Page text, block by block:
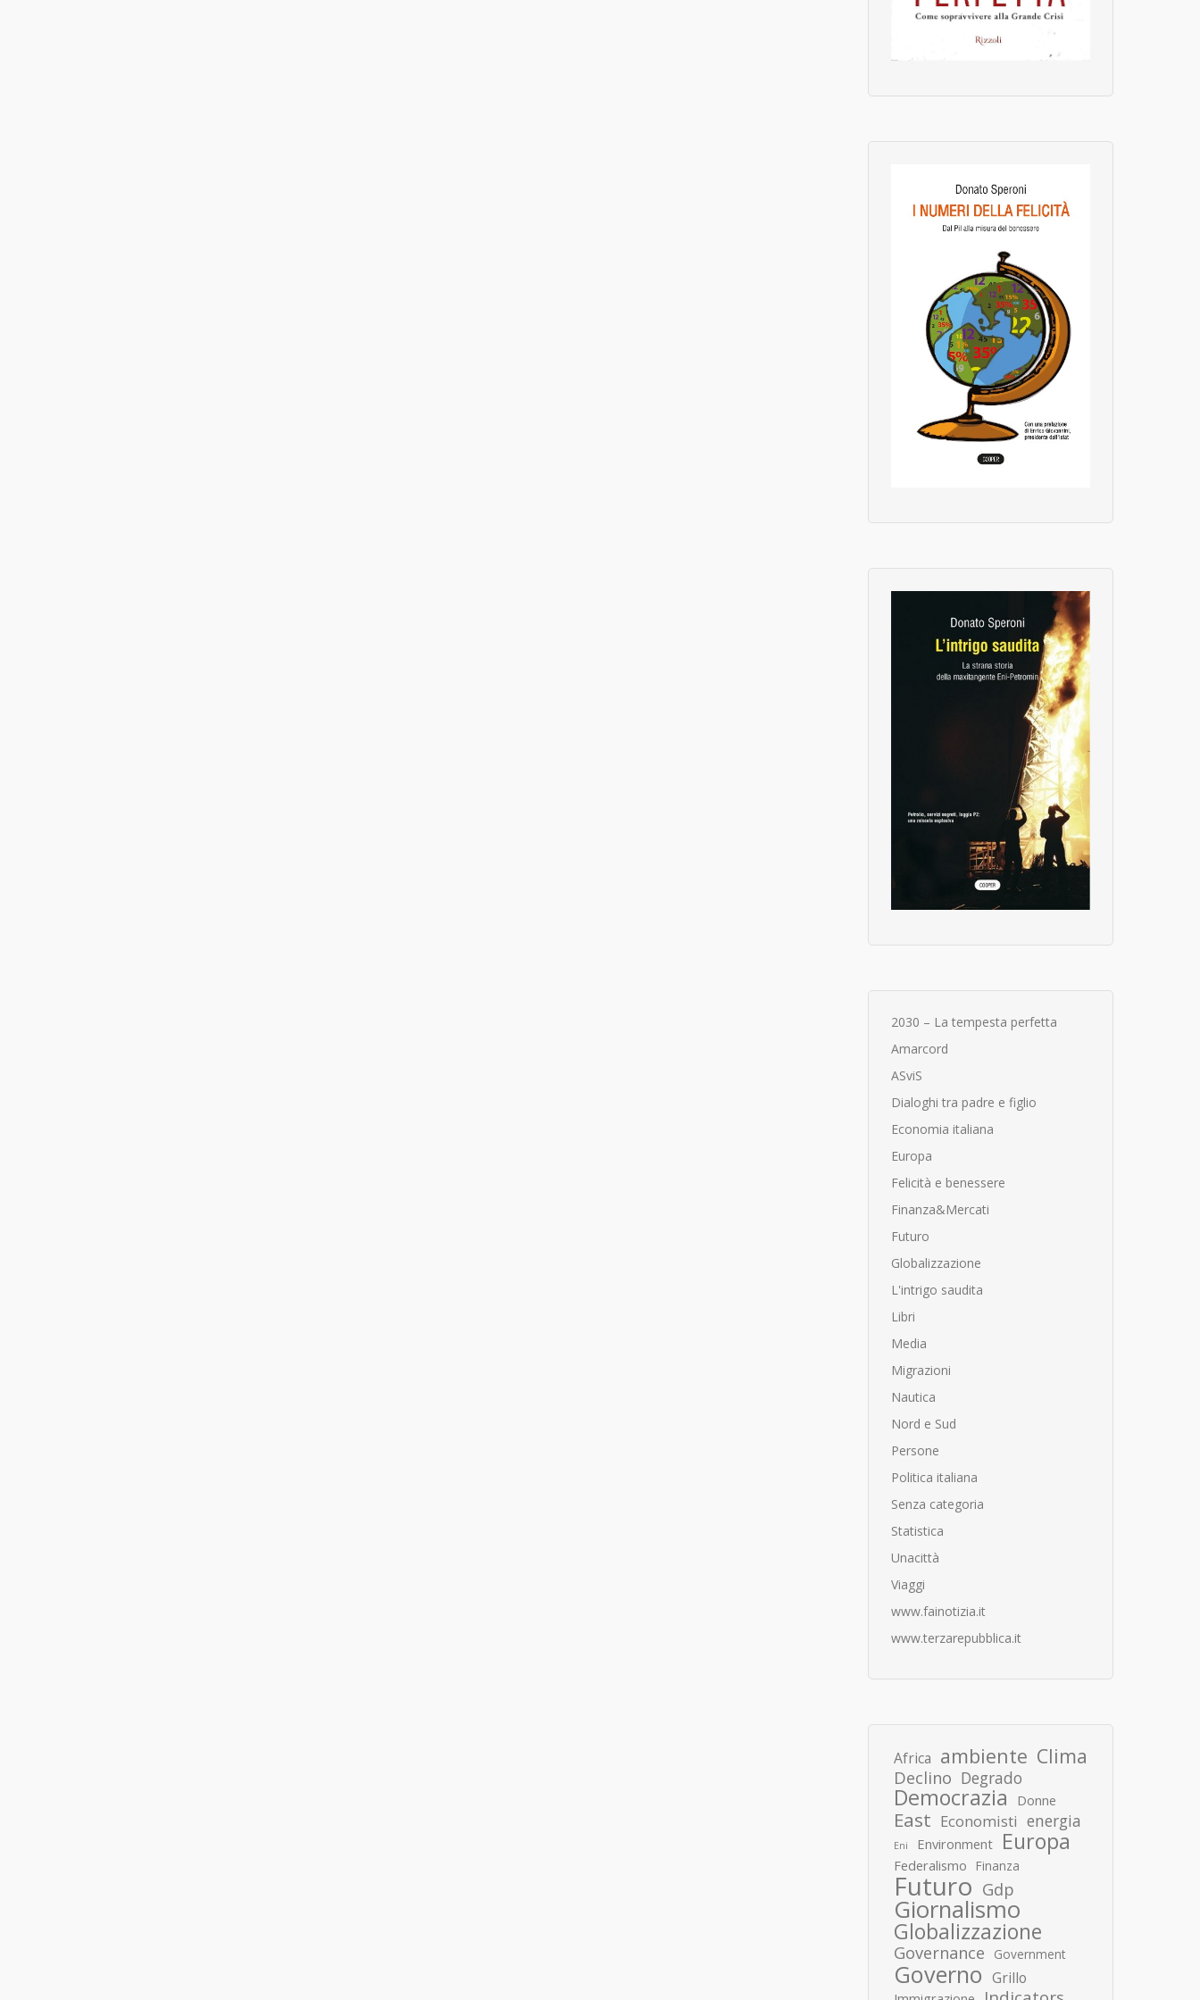
2030 – La tempesta perfetta
Amarcord
ASviS
Dialoghi tra padre e figlio
Economia italiana
Europa
Felicità e benessere
Finanza&Mercati
Futuro
Globalizzazione
L'intrigo saudita
Libri
Media
Migrazioni
Nautica
Nord e Sud
Persone
Politica italiana
Senza categoria
Statistica
Unacittà
Viaggi
www.fainotizia.it
www.terzarepubblica.it
Africa ambiente Clima
Declino Degrado
Democrazia Donne
East Economisti energia
Eni Environment Europa
Federalismo Finanza
Futuro Gdp
Giornalismo
Globalizzazione
Governance Government
Governo Grillo